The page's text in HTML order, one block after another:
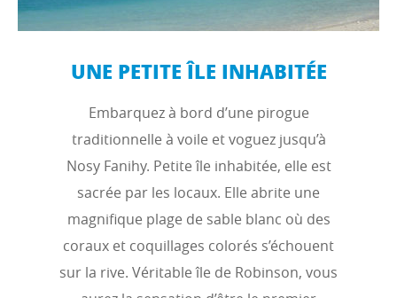
UNE PETITE ÎLE INHABITÉE
Embarquez à bord d’une pirogue
traditionnelle à voile et voguez jusqu’à
Nosy Fanihy. Petite île inhabitée, elle est
sacrée par les locaux. Elle abrite une
magnifique plage de sable blanc où des
coraux et coquillages colorés s’échouent
sur la rive. Véritable île de Robinson, vous